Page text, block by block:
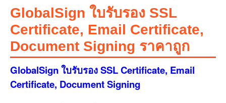
GlobalSign ใบรับรอง SSL
Certificate, Email Certificate,
Document Signing ราคาถูก
GlobalSign ใบรับรอง SSL Certificate, Email
Certificate, Document Signing